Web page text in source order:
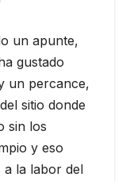
un apunte,
gustado
un percance,
sitio donde
sin los
y eso
a la labor del